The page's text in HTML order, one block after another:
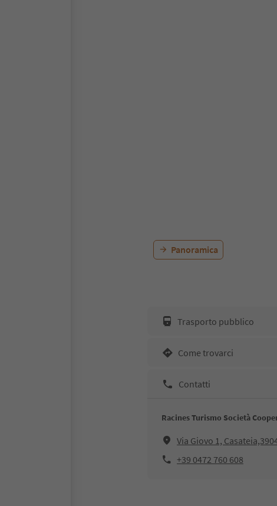
Panoramica
Trasporto pubblico
Come trovarci
Contatti
Racines Turismo Società
Via Giovo 1,
+39 0472 760 608